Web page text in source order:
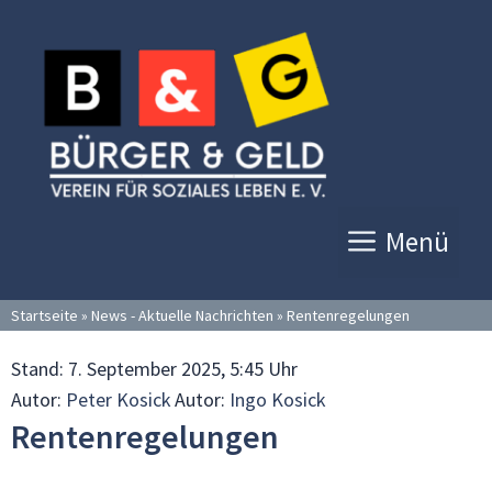
Inhalt
springen
Menü
Startseite » News - Aktuelle Nachrichten » Rentenregelungen
Stand: 7. September 2025, 5:45 Uhr
Autor: Peter KosickAutor: Ingo Kosick
Rentenregelungen